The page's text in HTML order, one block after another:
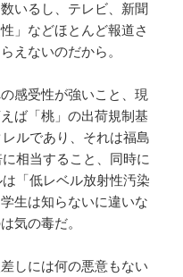
いるし、テレビ、新聞
」などほとんど報道さ
えないのだから。
感受性が強いこと、現
ば「桃」の出荷規制基
ルであり、それは福島
相当すること、同時に
「低レベル放射性汚染
生は知らないに違いな
気の毒だ。
しには何の悪意もない